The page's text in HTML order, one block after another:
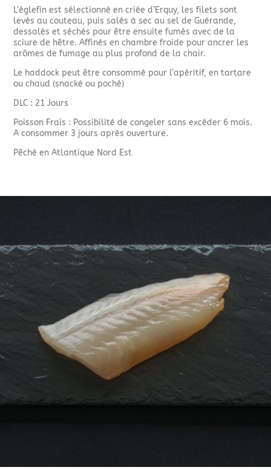
L’églefin est sélectionné en criée d’Erquy, les filets sont
levés au couteau, puis salés à sec au sel de Guérande,
dessalés et séchés pour être ensuite fumés avec de la
sciure de hêtre. Affinés en chambre froide pour ancrer les
arômes de fumage au plus profond de la chair.
Le haddock peut être consommé pour l’apéritif, en tartare
ou chaud (snacké ou poché)
DLC : 21 Jours
Poisson Frais : Possibilité de congeler sans excéder 6 mois.
A consommer 3 jours après ouverture.
Pêché en Atlantique Nord Est